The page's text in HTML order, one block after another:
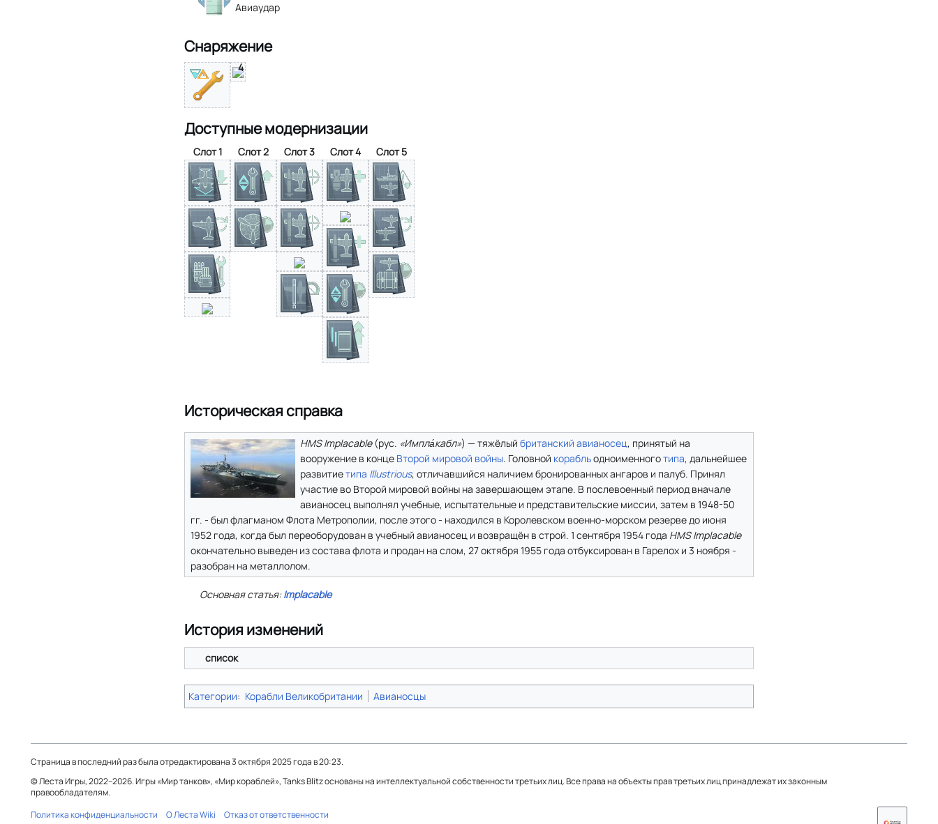
Авиаудар
Снаряжение
4
Доступные модернизации
Слот 1 Слот 2 Слот 3 Слот 4 Слот 5
Историческая справка
HMS Implacable(рус. «Импла́кабл») — тяжёлый британский авианосец, принятый на
вооружение в конце Второй мировой войны. Головной корабльодноименноготипа, дальнейшее
развитиетипа Illustrious, отличавшийся наличием бронированных ангаров и палуб. Принял
участие во Второй мировой войны на завершающем этапе. В послевоенный период вначале
авианосец выполнял учебные, испытательные и представительские миссии, затем в 1948-50
гг. - был флагманом Флота Метрополии, после этого - находился в Королевском военно-морском резерве до июня
1952 года, когда был переоборудован в учебный авианосец и возвращён в строй. 1 сентября 1954 года HMS Implacable
окончательно выведен из состава флота и продан на слом, 27 октября 1955 года отбуксирован в Гарелох и 3 ноября -
разобран на металлолом.
Основная статья:Implacable
История изменений
список
Категории: Корабли Великобритании Авианосцы
Страница в последний раз была отредактирована 3 октября 2025 года в 20:23.
© Леста Игры, 2022–2026. Игры «Мир танков», «Мир кораблей», Tanks Blitz основаны на интеллектуальной собственности третьих лиц. Все права на объекты прав третьих лиц принадлежат их законным
правообладателям.
Политика конфиденциальности
О Леста Wiki Отказ от ответственности